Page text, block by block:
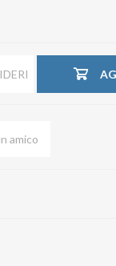
Serrande